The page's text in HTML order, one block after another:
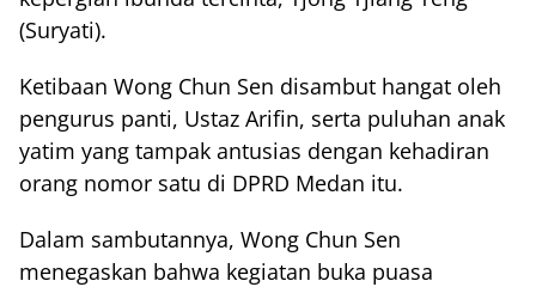
(Suryati).
Ketibaan Wong Chun Sen disambut hangat oleh
pengurus panti, Ustaz Arifin, serta puluhan anak
yatim yang tampak antusias dengan kehadiran
orang nomor satu di DPRD Medan itu.
Dalam sambutannya, Wong Chun Sen
menegaskan bahwa kegiatan buka puasa